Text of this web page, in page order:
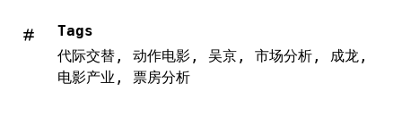
Tags
代际交替 , 动作电影 , 吴京 , 市场分析 , 成龙 ,
电影产业 , 票房分析